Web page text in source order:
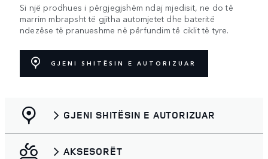
Si një prodhues i përgjegjshëm ndaj mjedisit, ne do të
marrim mbrapsht të gjitha automjetet dhe bateritë
ndezëse të pranueshme në përfundim të ciklit të tyre.
GJENI SHITËSIN E AUTORIZUAR
GJENI SHITËSIN E AUTORIZUAR
AKSESORËT